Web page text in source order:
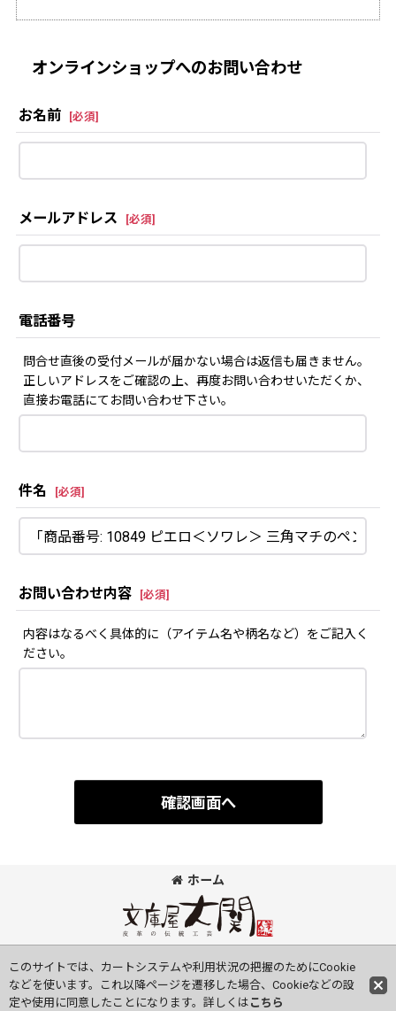
オンラインショップへのお問い合わせ
お名前 [必須]
メールアドレス [必須]
電話番号
問合せ直後の受付メールが届かない場合は返信も届きません。
正しいアドレスをご確認の上、再度お問い合わせいただくか、
直接お電話にてお問い合わせ下さい。
件名 [必須]
お問い合わせ内容 [必須]
内容はなるべく具体的に（アイテム名や柄名など）をご記入く
ださい。
確認画面へ
ホーム
このサイトでは、カートシステムや利用状況の把握のためにCookie
などを使います。これ以降ページを遷移した場合、Cookieなどの設
定や使用に同意したことになります。詳しくは こちら